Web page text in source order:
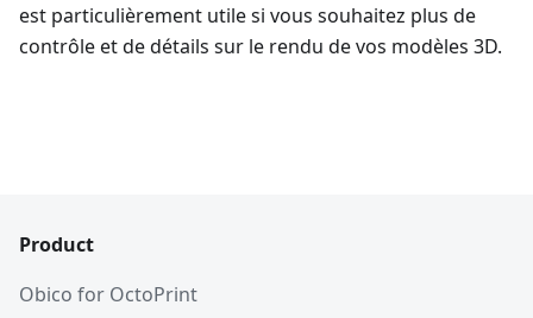
est particulièrement utile si vous souhaitez plus de
contrôle et de détails sur le rendu de vos modèles 3D.
Product
Obico for OctoPrint